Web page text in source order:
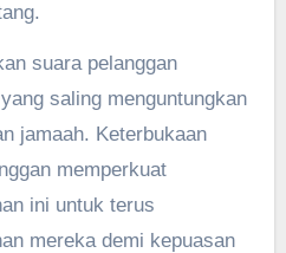
suara pelanggan
saling menguntungkan
jamaah. Keterbukaan
memperkuat
ini untuk terus
mereka demi kepuasan